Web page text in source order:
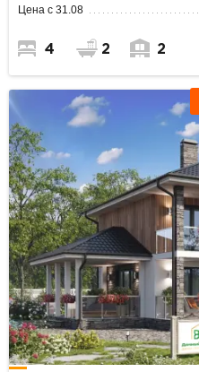
Цена с 31.08
4 2 2